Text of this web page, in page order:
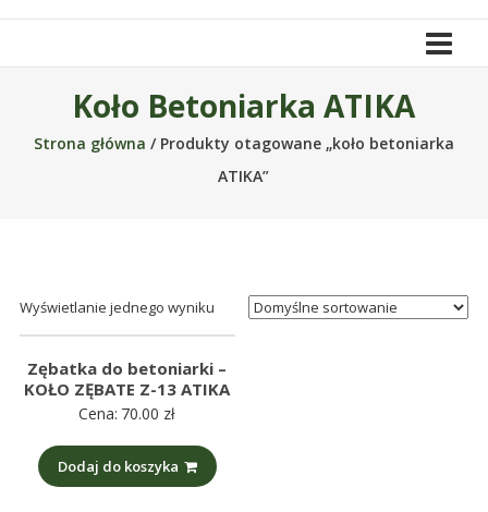
Alwo
sklep
meble
maszynowe.
Produkujemy
min.:
różnego
części
Koło Betoniarka ATIKA
Strona główna / Produkty otagowane „koło betoniarka
ATIKA”
Wyświetlanie jednego wyniku
Zębatka do betoniarki –
KOŁO ZĘBATE Z-13 ATIKA
Cena: 70.00 zł
Dodaj do koszyka